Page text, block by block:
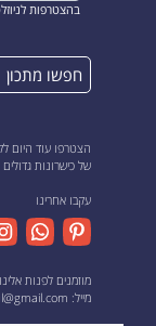
בהצטרפות
הצטרפו עוד היום
של כישרונות
עקבו אחרינו
מוזמנים לפנות אלינו
מייל: